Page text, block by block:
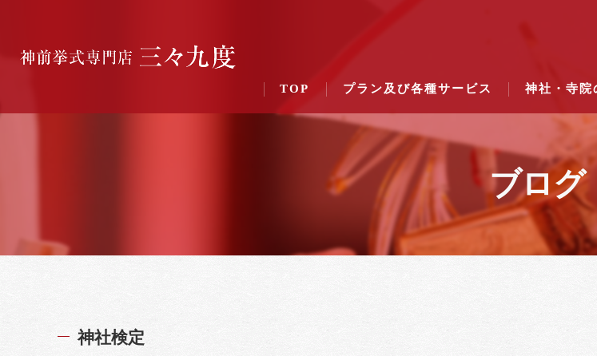
TOP プラン及び各種サービス 神社・寺院
結婚式の
結婚式の
ブログ
神社検定